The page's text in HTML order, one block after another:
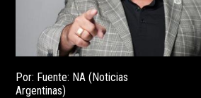
Por: Fuente: NA (Noticias
Argentinas)